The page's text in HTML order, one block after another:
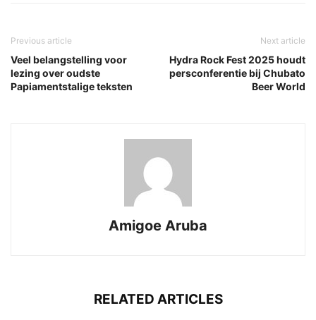
Previous article
Veel belangstelling voor
lezing over oudste
Papiamentstalige teksten
Next article
Hydra Rock Fest 2025 houdt
persconferentie bij Chubato
Beer World
Amigoe Aruba
RELATED ARTICLES